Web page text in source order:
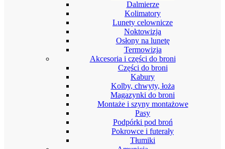
Dalmierze
Kolimatory
Lunety celownicze
Noktowizja
Osłony na lunetę
Termowizja
Akcesoria i części do broni
Części do broni
Kabury
Kolby, chwyty, łoża
Magazynki do broni
Montaże i szyny montażowe
Pasy
Podpórki pod broń
Pokrowce i futerały
Tłumiki